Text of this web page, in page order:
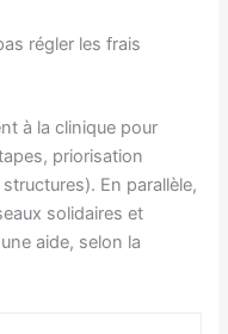
régler les frais
à la clinique pour
priorisation
En parallèle,
solidaires et
aide, selon la